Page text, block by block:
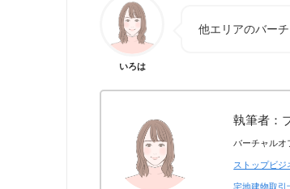
いろは
他エリアのバー
執筆者：
バーチャルオ
ストップビジ
宅地建物取引